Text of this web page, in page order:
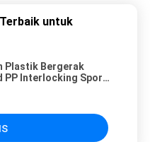
untuk
Plastik Bergerak
PP Interlocking Sports